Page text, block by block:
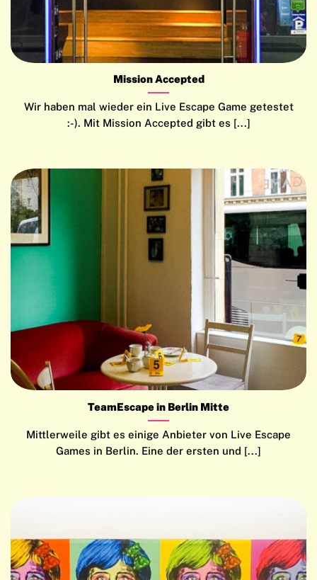
Mission Accepted
Wir haben mal wieder ein Live Escape Game getestet
:-). Mit Mission Accepted gibt es [...]
TeamEscape in Berlin Mitte
Mittlerweile gibt es einige Anbieter von Live Escape
Games in Berlin. Eine der ersten und [...]